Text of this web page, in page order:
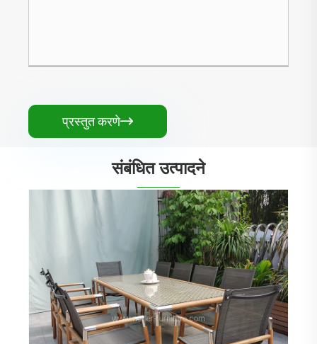
प्रस्तुत करणे
संबंधित उत्पादने